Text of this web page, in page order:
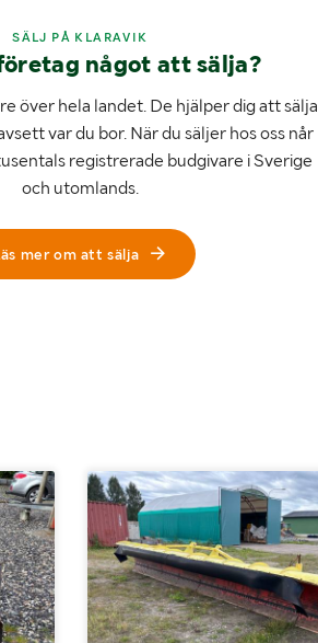
SÄLJ PÅ KLARAVIK
något att sälja?
över hela landet. De hjälper dig att sälja
var du bor. När du säljer hos oss når
registrerade budgivare i Sverige
och utomlands.
mer om att sälja